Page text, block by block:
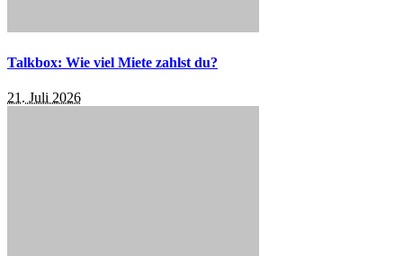
Talkbox: Wie viel Miete zahlst du?
21. Juli 2026